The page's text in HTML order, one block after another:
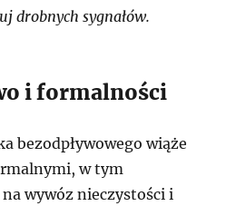
drobnych sygnałów.
i formalności
bezodpływowego wiąże
w tym
wywóz nieczystości i